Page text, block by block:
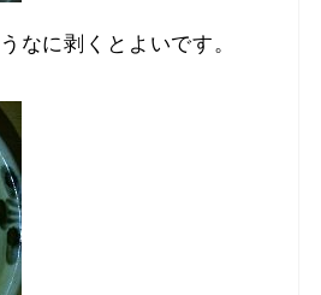
に剥くとよいです。